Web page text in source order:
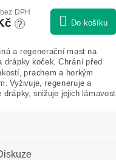
DPH
? Do košíku
a regenerační mast na
drápky koček. Chrání před
prachem a horkým
Vyživuje, regeneruje a
drápky, snižuje jejich lámavost